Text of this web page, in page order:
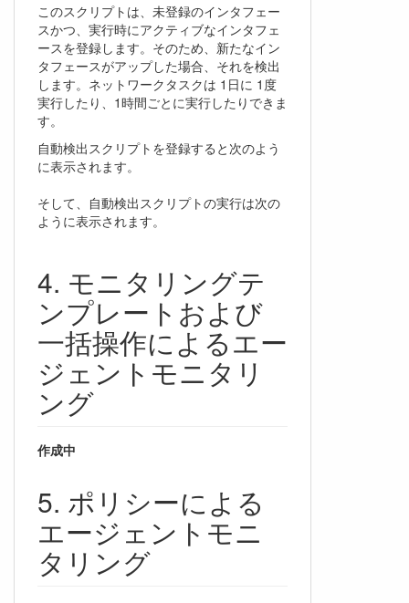
このスクリプトは、未登録のインタフェー
スかつ、実行時にアクティブなインタフェ
ースを登録します。そのため、新たなイン
タフェースがアップした場合、それを検出
します。ネットワークタスクは 1日に 1度
実行したり、1時間ごとに実行したりできま
す。
自動検出スクリプトを登録すると次のよう
に表示されます。
そして、自動検出スクリプトの実行は次の
ように表示されます。
モニタリングテ
ンプレートおよび
一括操作によるエー
ジェントモニタリ
ング
作成中
ポリシーによる
エージェントモニ
タリング